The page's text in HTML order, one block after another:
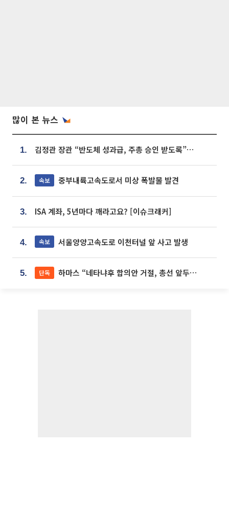
많이 본 뉴스
1. 김정관 장관 “반도체 성과급, 주총 승인 받도록”…상법·자본시장법 개정 시사
2. 속보 중부내륙고속도로서 미상 폭발물 발견
3. ISA 계좌, 5년마다 깨라고요? [이슈크래커]
4. 속보 서울양양고속도로 이천터널 앞 사고 발생
5. 단독 하마스 “네타냐후 합의안 거절, 총선 앞두고 시간 끌기”